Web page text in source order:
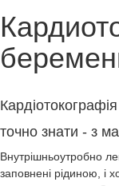
точно знати - з
Внутрішньоутробно
заповнені рідиною, і